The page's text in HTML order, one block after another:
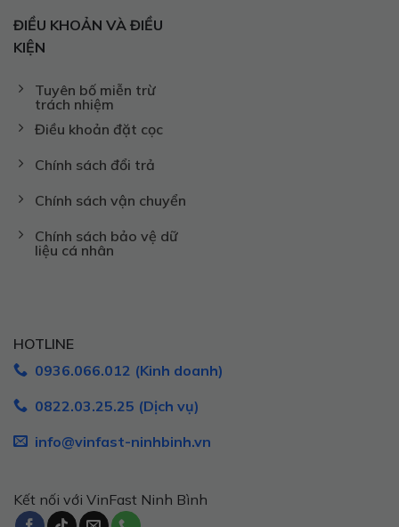
ĐIỀU KHOẢN VÀ ĐIỀU
KIỆN
Tuyên bố miễn trừ
trách nhiệm
Điều khoản đặt cọc
Chính sách đổi trả
Chính sách vận chuyển
Chính sách bảo vệ dữ
liệu cá nhân
HOTLINE
0936.066.012 (Kinh doanh)
0822.03.25.25 (Dịch vụ)
info@vinfast-ninhbinh.vn
Kết nối với VinFast Ninh Bình